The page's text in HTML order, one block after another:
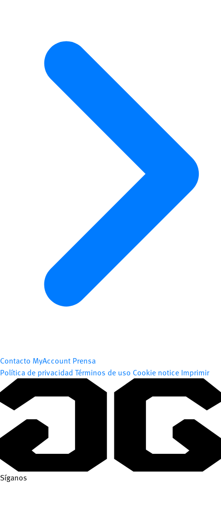
Contacto MyAccount Prensa
Política de privacidad Términos de uso Cookie notice Imprimir
Síganos